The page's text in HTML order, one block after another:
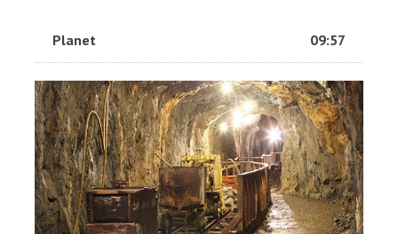
Planet 09:57